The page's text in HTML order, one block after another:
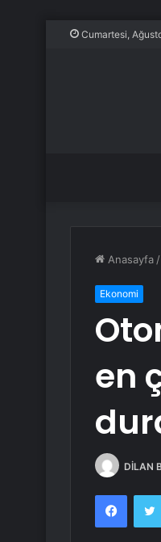
Cumartesi,
Anasayfa /
Ekonomi
en
DİLAN